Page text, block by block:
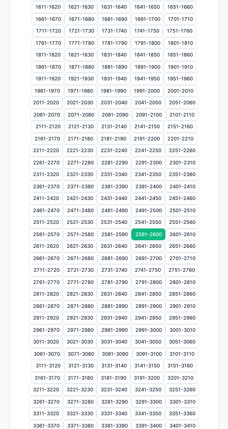
1611-1620 1621-1630 1631-1640 1641-1650 1651-1660
1661-1670 1671-1680 1681-1690 1691-1700 1701-1710
1711-1720 1721-1730 1731-1740 1741-1750 1751-1760
1761-1770 1771-1780 1781-1790 1791-1800 1801-1810
1811-1820 1821-1830 1831-1840 1841-1850 1851-1860
1861-1870 1871-1880 1881-1890 1891-1900 1901-1910
1911-1920 1921-1930 1931-1940 1941-1950 1951-1960
1961-1970 1971-1980 1981-1990 1991-2000 2001-2010
2011-2020 2021-2030 2031-2040 2041-2050 2051-2060
2061-2070 2071-2080 2081-2090 2091-2100 2101-2110
2111-2120 2121-2130 2131-2140 2141-2150 2151-2160
2161-2170 2171-2180 2181-2190 2191-2200 2201-2210
2211-2220 2221-2230 2231-2240 2241-2250 2251-2260
2261-2270 2271-2280 2281-2290 2291-2300 2301-2310
2311-2320 2321-2330 2331-2340 2341-2350 2351-2360
2361-2370 2371-2380 2381-2390 2391-2400 2401-2410
2411-2420 2421-2430 2431-2440 2441-2450 2451-2460
2461-2470 2471-2480 2481-2490 2491-2500 2501-2510
2511-2520 2521-2530 2531-2540 2541-2550 2551-2560
2561-2570 2571-2580 2581-2590 2591-2600 2601-2610
2611-2620 2621-2630 2631-2640 2641-2650 2651-2660
2661-2670 2671-2680 2681-2690 2691-2700 2701-2710
2711-2720 2721-2730 2731-2740 2741-2750 2751-2760
2761-2770 2771-2780 2781-2790 2791-2800 2801-2810
2811-2820 2821-2830 2831-2840 2841-2850 2851-2860
2861-2870 2871-2880 2881-2890 2891-2900 2901-2910
2911-2920 2921-2930 2931-2940 2941-2950 2951-2960
2961-2970 2971-2980 2981-2990 2991-3000 3001-3010
3011-3020 3021-3030 3031-3040 3041-3050 3051-3060
3061-3070 3071-3080 3081-3090 3091-3100 3101-3110
3111-3120 3121-3130 3131-3140 3141-3150 3151-3160
3161-3170 3171-3180 3181-3190 3191-3200 3201-3210
3211-3220 3221-3230 3231-3240 3241-3250 3251-3260
3261-3270 3271-3280 3281-3290 3291-3300 3301-3310
3311-3320 3321-3330 3331-3340 3341-3350 3351-3360
3361-3370 3371-3380 3381-3390 3391-3400 3401-3410